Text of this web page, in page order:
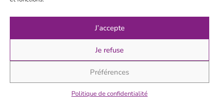
J’accepte
Je refuse
Préférences
Politique de confidentialité
rencontrer cette talentueuse créatrice et on sait
Cadeaux immatériels et
expérientiels